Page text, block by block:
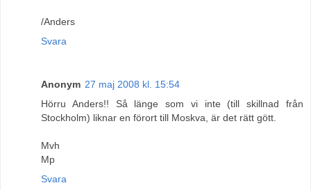
/Anders
Svara
Anonym 27 maj 2008 kl. 15:54
Hörru Anders!! Så länge som vi inte (till skillnad från
Stockholm) liknar en förort till Moskva, är det rätt gött.
Mvh
Mp
Svara